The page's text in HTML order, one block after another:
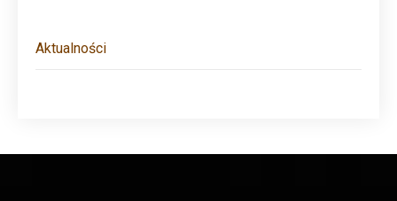
Aktualności